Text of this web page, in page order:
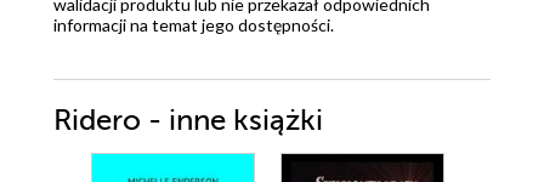
walidacji produktu lub nie przekazał odpowiednich
informacji na temat jego dostępności.
Ridero - inne książki